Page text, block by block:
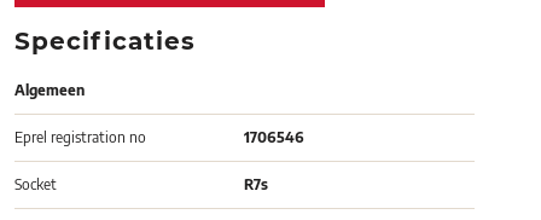
Specificaties
Algemeen
Eprel registration no 1706546
Socket R7s